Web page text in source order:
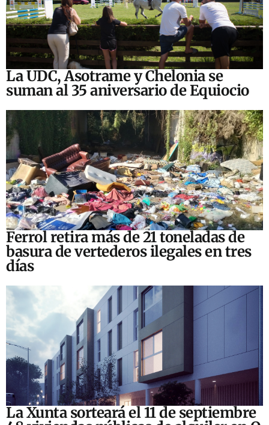
La UDC, Asotrame y Chelonia se
suman al 35 aniversario de Equiocio
Ferrol retira más de 21 toneladas de
basura de vertederos ilegales en tres
días
La Xunta sorteará el 11 de septiembre